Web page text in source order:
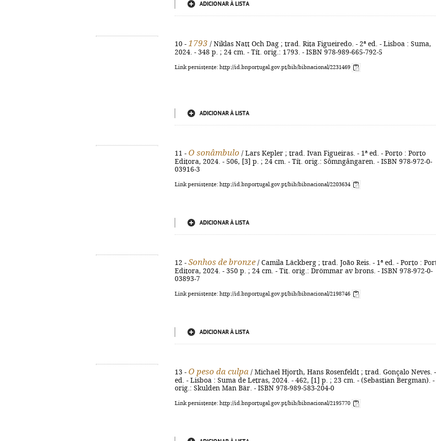
ADICIONAR À LISTA
10 - 1793 / Niklas Natt Och Dag ; trad. Rita Figueiredo. - 2ª ed. - Lisboa : Suma,
2024. - 348 p. ; 24 cm. - Tít. orig.: 1793. - ISBN 978-989-665-792-5
Link persistente: http://id.bnportugal.gov.pt/bib/bibnacional/2231469
ADICIONAR À LISTA
11 - O sonâmbulo / Lars Kepler ; trad. Ivan Figueiras. - 1ª ed. - Porto : Porto
Editora, 2024. - 506, [3] p. ; 24 cm. - Tít. orig.: Sômngângaren. - ISBN 978-972-0-
03916-3
Link persistente: http://id.bnportugal.gov.pt/bib/bibnacional/2203634
ADICIONAR À LISTA
12 - Sonhos de bronze / Camila Läckberg ; trad. João Reis. - 1ª ed. - Porto :
Editora, 2024. - 350 p. ; 24 cm. - Tit. orig.: Drömmar av brons. - ISBN 978-972-0-
03893-7
Link persistente: http://id.bnportugal.gov.pt/bib/bibnacional/2198746
ADICIONAR À LISTA
13 - O peso da culpa / Michael Hjorth, Hans Rosenfeldt ; trad. Gonçalo Neves. -
ed. - Lisboa : Suma de Letras, 2024. - 462, [1] p. ; 23 cm. - (Sebastian Bergman). -
orig.: Skulden Man Bär. - ISBN 978-989-583-204-0
Link persistente: http://id.bnportugal.gov.pt/bib/bibnacional/2195770